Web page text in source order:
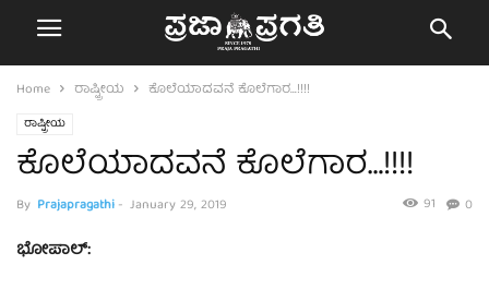
Home ರಾಷ್ಟ್ರೀಯ ಕೊಲೆಯಾದವನೆ ಕೊಲೆಗಾರ…!!!!
ರಾಷ್ಟ್ರೀಯ
ಕೊಲೆಯಾದವನೆ ಕೊಲೆಗಾರ…!!!!
By Prajapragathi- January 29, 2019 0
91
ಭೋಪಾಲ್: